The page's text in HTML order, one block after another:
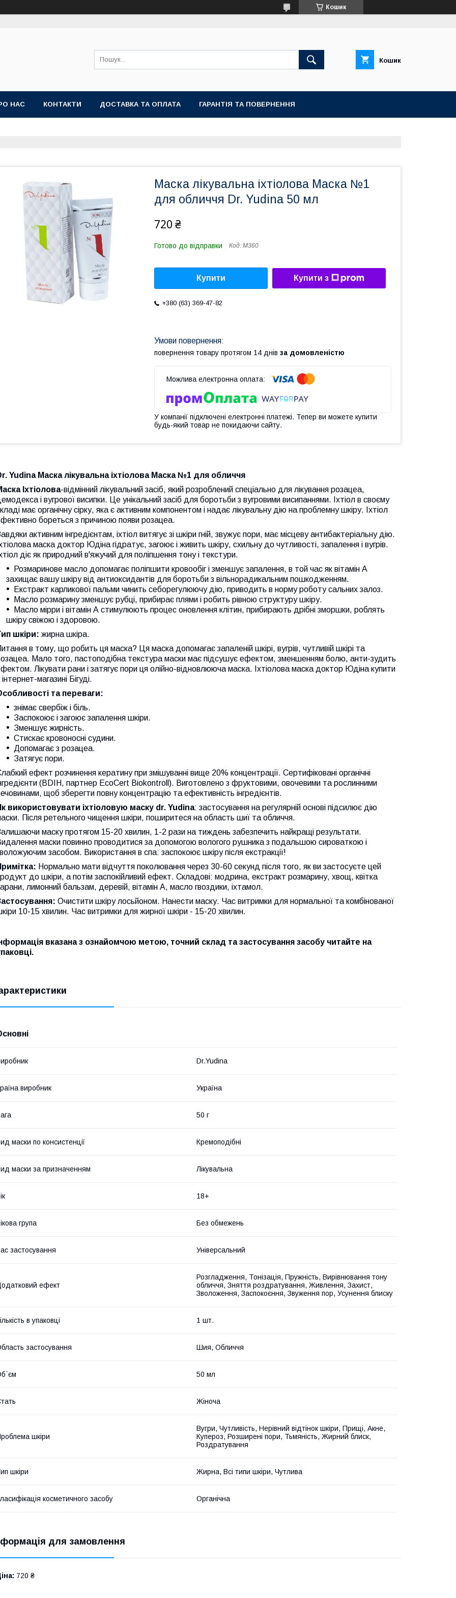
Кошик
Кошик
НАС КОНТАКТИ ДОСТАВКА ТА ОПЛАТА ГАРАНТІЯ ТА ПОВЕРНЕННЯ
Маска лікувальна іхтіолова Маска №1
для обличчя Dr. Yudina 50 мл
720 ₴
Готово до відправки Код: М360
Купити Купити з
+380 (63) 369-47-82
повернення товару протягом 14 днів за домовленістю
У компанії підключені електронні платежі. Тепер ви можете купити
будь-який товар не покидаючи сайту.
Yudina Маска лікувальна іхтіолова Маска №1 для обличчя
Іхтіолова-відмінний лікувальний засіб, який розроблений спеціально для лікування розацеа,
і вугрової висипки. Це унікальний засіб для боротьби з вугровими висипаннями. Іхтіол в своєму
має органічну сірку, яка є активним компонентом і надає лікувальну дію на проблемну шкіру. Іхтіол
бореться з причиною появи розацеа.
активним інгредієнтам, іхтіол витягує зі шкіри гній, звужує пори, має місцеву антибактеріальну дію.
маска доктор Юдіна гідратує, загоює і живить шкіру, схильну до чутливості, запалення і вугрів.
діє як природний в'яжучий для поліпшення тону і текстури.
Розмаринове масло допомагає поліпшити кровообіг і зменшує запалення, в той час як вітамін А
захищає вашу шкіру від антиоксидантів для боротьби з вільнорадикальним пошкодженням.
Екстракт карликової пальми чинить себорегулюючу дію, приводить в норму роботу сальних залоз.
Масло розмарину зменшує рубці, прибирає плями і робить рівною структуру шкіру.
Масло мірри і вітамін А стимулюють процес оновлення клітин, прибирають дрібні зморшки, роблять
шкіру свіжою і здоровою.
шкіри: жирна шкіра.
в тому, що робить ця маска? Ця маска допомагає запаленій шкірі, вугрів, чутливій шкірі та
Мало того, пастоподібна текстура маски має підсушує ефектом, зменшенням болю, анти-зудить
Лікувати рани і затягує пори ця олійно-відновлююча маска. Іхтіолова маска доктор Юдіна купити
інтернет-магазині Бігуді.
та переваги:
знімає свербіж і біль.
Заспокоює і загоює запалення шкіри.
Зменшує жирність.
Стискає кровоносні судини.
Допомагає з розацеа.
Затягує пори.
ефект розчинення кератину при змішуванні вище 20% концентрації. Сертифіковані органічні
(BDIH, партнер EcoCert Biokontroll). Виготовлено з фруктовими, овочевими та рослинними
щоб зберегти повну концентрацію та ефективність інгредієнтів.
використовувати іхтіоловую маску dr. Yudina: застосування на регулярній основі підсилює дію
Після ретельного чищення шкіри, поширитеся на область шиї та обличчя.
маску протягом 15-20 хвилин, 1-2 рази на тиждень забезпечить найкращі результати.
маски повинно проводитися за допомогою вологого рушника з подальшою сироваткою і
засобом. Використання в спа: заспокоює шкіру після екстракції!
Нормально мати відчуття поколювання через 30-60 секунд після того, як ви застосуєте цей
до шкіри, а потім заспокійливий ефект. Складові: модрина, екстракт розмарину, хвощ, квітка
лимонний бальзам, деревій, вітамін А, масло гвоздики, іхтамол.
Очистити шкіру лосьйоном. Нанести маску. Час витримки для нормальної та комбінованої
10-15 хвилин. Час витримки для жирної шкіри - 15-20 хвилин.
вказана з ознайомчою метою, точний склад та застосування засобу читайте на
Dr.Yudina
виробник Україна
50 г
маски по консистенції Кремоподібні
маски за призначенням Лікувальна
18+
група Без обмежень
застосування Універсальний
ефект
Розгладження, Тонізація, Пружність, Вирівнювання тону
обличчя, Зняття роздратування, Живлення, Захист,
Зволоження, Заспокоєння, Звуження пор, Усунення блиску
в упаковці 1 шт.
застосування Шия, Обличчя
50 мл
Жіноча
шкіри
Вугри, Чутливість, Нерівний відтінок шкіри, Прищі, Акне,
Купероз, Розширені пори, Тьмяність, Жирний блиск,
Роздратування
шкіри Жирна, Всі типи шкіри, Чутлива
косметичного засобу Органічна
для замовлення
720 ₴